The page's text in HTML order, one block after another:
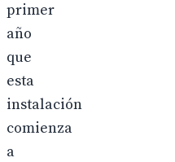
primer
año
que
esta
instalación
comienza
a